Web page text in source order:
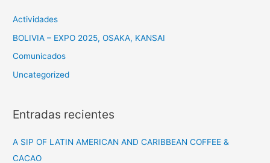
r
:
Actividades
BOLIVIA – EXPO 2025, OSAKA, KANSAI
Comunicados
Uncategorized
Entradas recientes
A SIP OF LATIN AMERICAN AND CARIBBEAN COFFEE &
CACAO